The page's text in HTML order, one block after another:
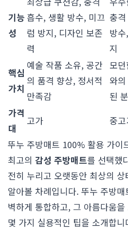
기능
성
흡수, 생활 방수, 미끄
럼 방지, 디자인 보존
력
충
방
지
핵심
가치
예술 작품 소유, 공간
의 품격 향상, 정서적
만족감
모
와
된
가격
대
고가 중
뚜누 주방매트 100% 활용 가이
최고의 감성 주방매트를 선택했
전히 누리고 오랫동안 최상의
알아볼 차례입니다. 뚜누 주방
벽하게 통합하고, 그 아름다움
몇 가지 실용적인 팁을 소개합니